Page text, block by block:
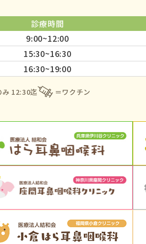
診療時間
9:00~12:00
15:30~16:30
16:30~19:00
12:30迄 ワクチン